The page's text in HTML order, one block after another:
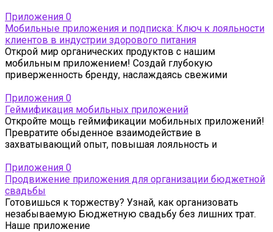
Приложения 0
Мобильные приложения и подписка: Ключ к лояльности
клиентов в индустрии здорового питания
Открой мир органических продуктов с нашим
мобильным приложением! Создай глубокую
приверженность бренду, наслаждаясь свежими
Приложения 0
Геймификация мобильных приложений
Откройте мощь геймификации мобильных приложений!
Превратите обыденное взаимодействие в
захватывающий опыт, повышая лояльность и
Приложения 0
Продвижение приложения для организации бюджетной
свадьбы
Готовишься к торжеству? Узнай, как организовать
незабываемую Бюджетную свадьбу без лишних трат.
Наше приложение